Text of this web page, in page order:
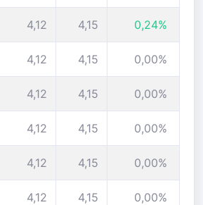
4,12 4,15 0,24%
4,12 4,15 0,00%
4,12 4,15 0,00%
4,12 4,15 0,00%
4,12 4,15 0,00%
4,12 4,15 0,00%